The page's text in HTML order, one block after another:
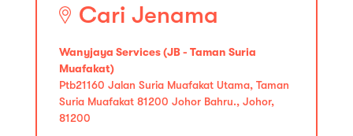
Cari Jenama
Wanyjaya Services (JB - Taman Suria
Muafakat)
Ptb21160 Jalan Suria Muafakat Utama, Taman
Suria Muafakat 81200 Johor Bahru., Johor,
81200